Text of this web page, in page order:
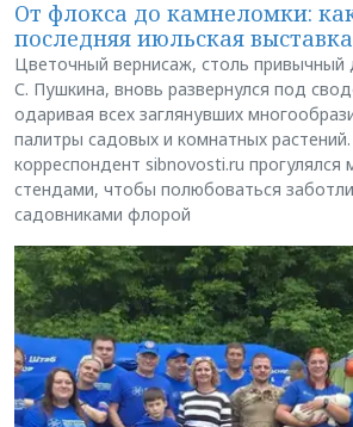
От флокса до камнеломки:
последняя июльская
Цветочный вернисаж, столь привычный
С. Пушкина, вновь развернулся под
одаривая всех заглянувших
палитры садовых и комнатных
корреспондент sibnovosti.ru
стендами, чтобы полюбоваться
садовниками флорой